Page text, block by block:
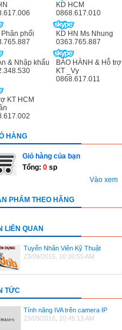
KD HCM
0868.617.010
Phân phối
KD HN Ms Nhung
0363.765.887
& Nhập khẩu
BẢO HÀNH & Hỗ trợ
KT _Vy
0868.617.011
KT HCM
HÀNG
Giỏ hàng của bạn
Tổng: 0 sp
Vào xem
PHẨM THEO HÃNG
LIÊN QUAN
Tuyển Nhân Viên Kỹ Thuật
23/09/2015, 10:20:55 AM
TỨC
Tính năng IVA trên camera IP
23/09/2016, 10:45:13 AM